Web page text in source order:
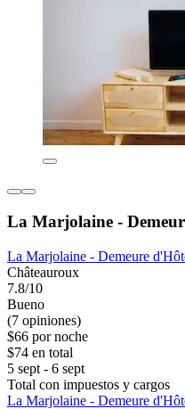
La Marjolaine -
La Marjolaine - Demeure
Châteauroux
7.8/10
Bueno
(7 opiniones)
$66 por noche
$74 en total
5 sept - 6 sept
Total con impuestos y cargos
La Marjolaine - Demeure